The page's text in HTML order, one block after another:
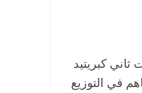
كبريتيد
في التوزيع